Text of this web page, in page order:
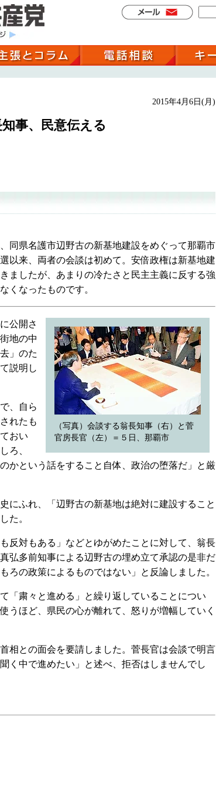
2015年4月6日(月)
事、民意伝える
同県名護市辺野古の新基地建設をめぐって那覇市
以来、両者の会談は初めて。安倍政権は新基地建
ましたが、あまりの冷たさと民主主義に反する強
くなったものです。
（写真）会談する翁長知事（右）と菅
官房長官（左）＝５日、那覇市
公開さ
地の中
」のた
説明し
、自ら
れたも
おい
ろ、
かという話をすること自体、政治の堕落だ」と厳
ふれ、「辺野古の新基地は絶対に建設すること
た。
反対もある」などとゆがめたことに対して、翁長
弘多前知事による辺野古の埋め立て承認の是非だ
ろの政策によるものではない」と反論しました。
「粛々と進める」と繰り返していることについ
うほど、県民の心が離れて、怒りが増幅していく
相との面会を要請しました。菅長官は会談で明言
く中で進めたい」と述べ、拒否はしませんでし